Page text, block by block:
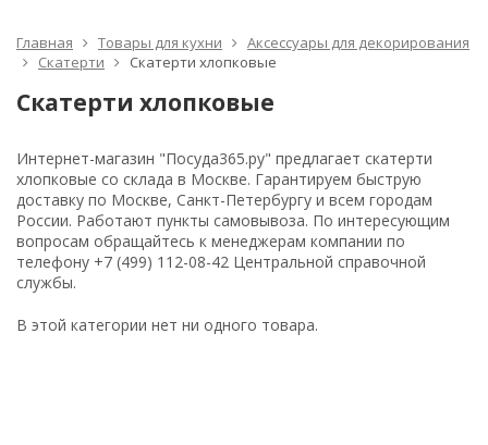
Главная Товары для кухни
Аксессуары для декорирования
Скатерти
Скатерти хлопковые
Скатерти хлопковые
Интернет-магазин "Посуда365.ру" предлагает скатерти
хлопковые со склада в Москве. Гарантируем быструю
доставку по Москве, Санкт-Петербургу и всем городам
России. Работают пункты самовывоза. По интересующим
вопросам обращайтесь к менеджерам компании по
телефону +7 (499) 112-08-42 Центральной справочной
службы.
В этой категории нет ни одного товара.